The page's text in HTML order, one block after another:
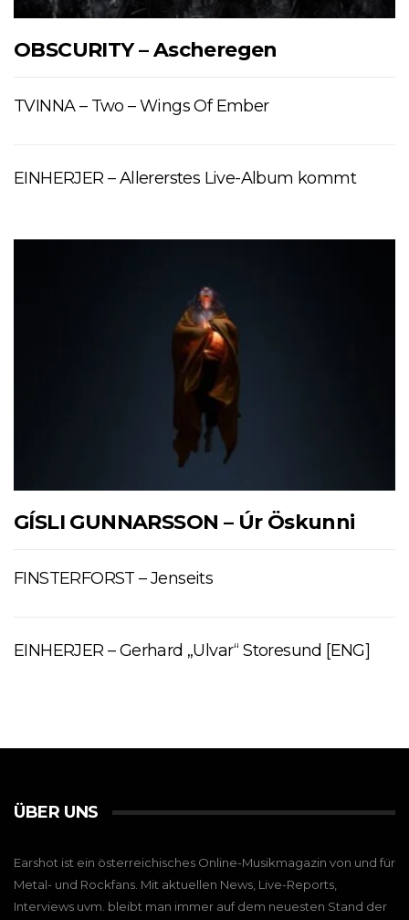
OBSCURITY – Ascheregen
TVINNA – Two – Wings Of Ember
EINHERJER – Allererstes Live-Album kommt
GÍSLI GUNNARSSON – Úr Öskunni
FINSTERFORST – Jenseits
EINHERJER – Gerhard „Ulvar“ Storesund [ENG]
ÜBER UNS
Earshot ist ein österreichisches Online-Musikmagazin von und für
Metal- und Rockfans. Mit aktuellen News, Live-Reports,
Interviews uvm. bleibt man immer auf dem neuesten Stand der